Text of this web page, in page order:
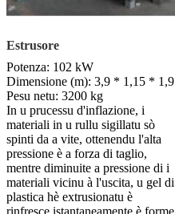
Estrusore
Potenza: 102 kW
Dimensione (m): 3,9 * 1,15 * 1,9
Pesu netu: 3200 kg
In u prucessu d'inflazione, i
materiali in u rullu sigillatu sò
spinti da a vite, ottenendu l'alta
pressione è a forza di taglio,
mentre diminuite a pressione di i
materiali vicinu à l'uscita, u gel di
plastica hè extrusionatu è